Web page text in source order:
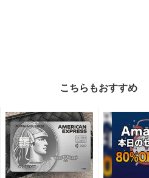
こちらもおすすめ